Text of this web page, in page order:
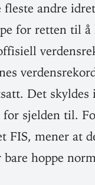
fleste andre
for retten til å
Det
sjelden til.
FIS, mener at
hoppe